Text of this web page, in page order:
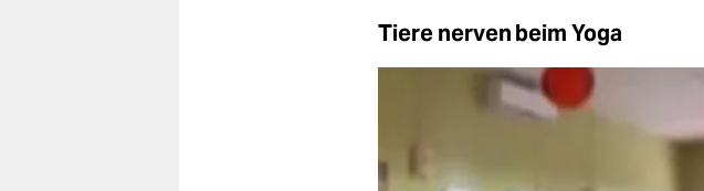
Tiere nerven beim Yoga